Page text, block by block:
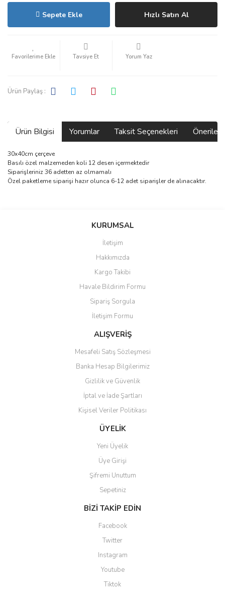
Sepete Ekle Hızlı Satın Al
Tavsiye Et Yorum Yaz
Ürün Paylaş :
Ürün Bilgisi Yorumlar Taksit Seçenekleri
30x40cm çerçeve
Basılı özel malzemeden koli 12 desen içermektedir
Siparişleriniz 36 adetten az olmamalı
Özel paketleme siparişi hazır olunca 6-12 adet siparişler de alınacaktır.
Bu ürüne ilk yorumu siz yapın!
Ürün resmi kalitesiz, bozuk veya görüntülenemiyor.
Ürün açıklamasında eksik bilgiler bulunuyor.
Ürün bilgilerinde hatalar bulunuyor.
Ürün fiyatı diğer sitelerden daha pahalı.
Bu ürüne benzer farklı alternatifler olmalı.
Gönder
KURUMSAL
İletişim
Hakkımızda
Kargo Takibi
Havale Bildirim Formu
Sipariş Sorgula
İletişim Formu
ALIŞVERİŞ
Mesafeli Satış Sözleşmesi
Banka Hesap Bilgilerimiz
Gizlilik ve Güvenlik
İptal ve İade Şartları
Kişisel Veriler Politikası
ÜYELİK
Yeni Üyelik
Üye Girişi
Şifremi Unuttum
Sepetiniz
BİZİ TAKİP EDİN
Facebook
Twitter
Instagram
Youtube
Tiktok